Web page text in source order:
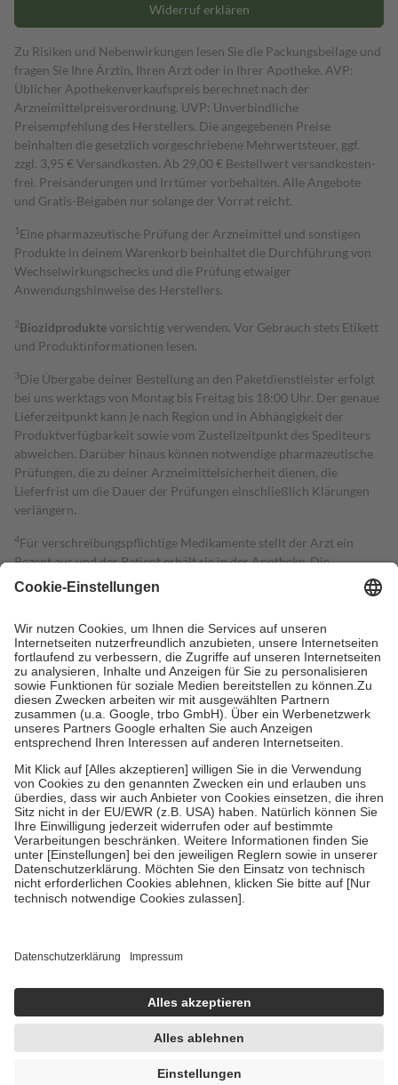
Widerruf erklären
Zu Risiken und Nebenwirkungen lesen Sie die Packungsbeilage und
fragen Sie Ihre Ärztin, Ihren Arzt oder in Ihrer Apotheke. AVP:
Üblicher Apothekenverkaufspreis berechnet nach der
Arzneimittelpreisverordnung. UVP: Unverbindliche
Preisempfehlung des Herstellers. Die angegebenen Preise
beinhalten die gesetzlich vorgeschriebene Mehrwertsteuer, ggf.
zzgl. 3,95 € Versandkosten. Ab 29,00 € Bestell­wert versand­kosten­
frei. Preisänderungen und Irrtümer vorbehalten. Alle Angebote
und Gratis-Beigaben nur solange der Vorrat reicht.
1 Eine pharmazeutische Prüfung der Arzneimittel und sonstigen
Produkte in deinem Warenkorb beinhaltet die Durchführung von
Wechselwirkungschecks und die Prüfung etwaiger
Anwendungshinweise des Herstellers.
2Biozidproduktevorsichtig verwenden. Vor Gebrauch stets Etikett
und Produktinformationen lesen.
3Die Übergabe deiner Bestellung an den Paketdienstleister erfolgt
bei uns werktags von Montag bis Freitag bis 18:00 Uhr. Der genaue
Lieferzeitpunkt kann je nach Region und in Abhängigkeit der
Produktverfügbarkeit sowie vom Zustellzeitpunkt des Spediteurs
abweichen. Darüber hinaus können notwendige pharmazeutische
Prüfungen, die zu deiner Arzneimittelsicherheit dienen, die
Lieferfrist um die Dauer der Prüfungen einschließlich Klärungen
verlängern.
4Für verschreibungspflichtige Medikamente stellt der Arzt ein
Rezept aus und der Patient erhält sie in der Apotheke. Die
gesetzliche Krankenversicherung übernimmt in der Regel die
Kosten dafür, der Versicherte trägt einen Teil davon als Zuzahlung
Grundsätzlich leisten Mitglieder Zuzahlungen in Höhe von zehn
Prozent des Abgabepreises,mindestens jedochfünf Euround
höchstens zehn Euro.Es sind jedoch nie mehr als die tatsächlichen
Kosten der Leistung zu entrichten.
Diese Regeln gelten grundsätzlich auch für Online-Apotheken.
Bei Heilmitteln und häuslicher Krankenpflege beträgt die
Zuzahlung zehn Prozent der Kosten sowie zehn Euro je
Verordnung.
Um das Engagement der Versicherten für ihre eigene Gesundheit zu
stärken und die besondere Stellung der Familie zu unterstützen,
fallenkeine Zuzahlungenan bei:
• Kindern und Jugendlichen bis zum vollendeten 18. Lebensjahr
mit Ausnahme der Fahrkosten
• Untersuchungen zur Vorsorge und Früherkennung, die von der
GKV getragen werden
Einholung von Bewertungen. Trusted Shops hat Maßnahmen
getroffen, um sicherzustellen, dass es sich um echte Bewertungen
handelt. Mehr Informationen findest du hier:
https://help.etrusted.com/hc/de/articles/4419944605341